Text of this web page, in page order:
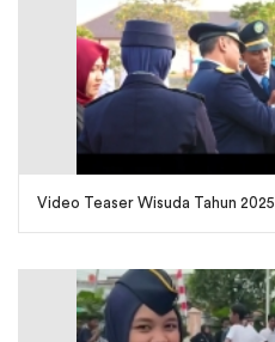
Video Teaser Wisuda Tahun 2025